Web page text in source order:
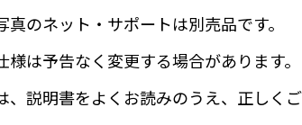
真のネット・サポートは別売品です。
様は予告なく変更する場合があります。
、説明書をよくお読みのうえ、正しく